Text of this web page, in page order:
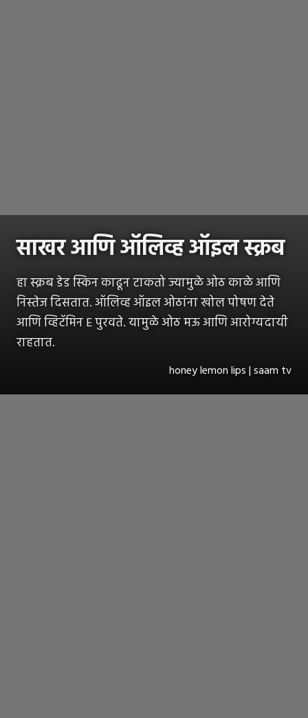
साखर आणि ऑलिव्ह ऑइल स्क्रब
हा स्क्रब डेड स्किन काढून टाकतो ज्यामुळे ओठ काळे आणि
निस्तेज दिसतात. ऑलिव्ह ऑइल ओठांना खोल पोषण देते
आणि व्हिटॅमिन E पुरवते. यामुळे ओठ मऊ आणि आरोग्यदायी
राहतात.
honey lemon lips | saam tv